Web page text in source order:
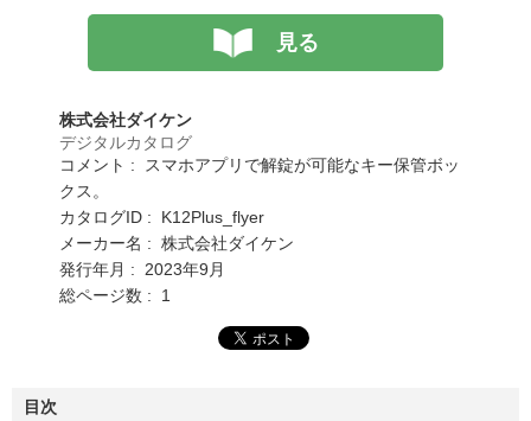
見る
株式会社ダイケン
デジタルカタログ
コメント : スマホアプリで解錠が可能なキー保管ボッ
クス。
カタログID : K12Plus_flyer
メーカー名 : 株式会社ダイケン
発行年月 : 2023年9月
総ページ数 : 1
目次